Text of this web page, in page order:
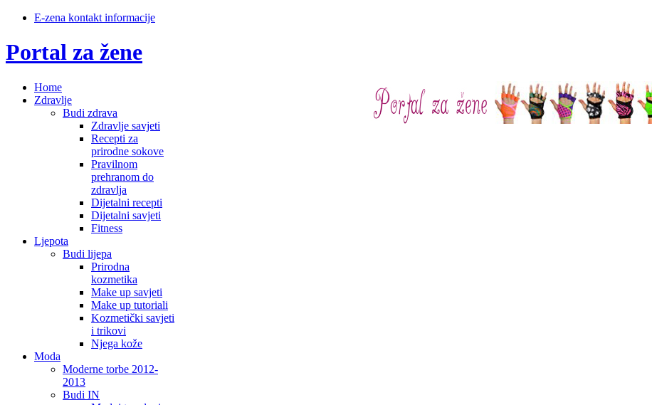
E-zena kontakt informacije
Portal za žene
Home
Zdravlje
Budi zdrava
Zdravlje savjeti
Recepti za
prirodne sokove
Pravilnom
prehranom do
zdravlja
Dijetalni recepti
Dijetalni savjeti
Fitness
Ljepota
Budi lijepa
Prirodna
kozmetika
Make up savjeti
Make up tutoriali
Kozmetički savjeti
i trikovi
Njega kože
Moda
Moderne torbe 2012-
2013
Budi IN